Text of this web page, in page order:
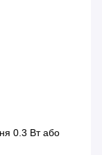
0.3 Вт або